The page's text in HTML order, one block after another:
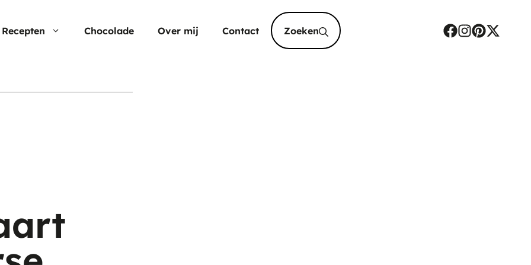
Recepten Chocolade Over mij Contact